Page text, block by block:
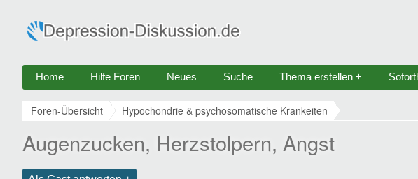
Home Hilfe Foren Neues Suche Thema erstellen +
Foren-Übersicht Hypochondrie & psychosomatische Krankeiten
Augenzucken, Herzstolpern, Angst